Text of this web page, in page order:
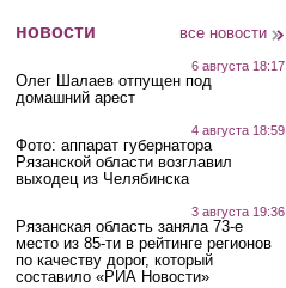
новости все новости
6 августа 18:17
Олег Шалаев отпущен под
домашний арест
4 августа 18:59
Фото: аппарат губернатора
Рязанской области возглавил
выходец из Челябинска
3 августа 19:36
Рязанская область заняла 73-е
место из 85-ти в рейтинге регионов
по качеству дорог, который
составило «РИА Новости»